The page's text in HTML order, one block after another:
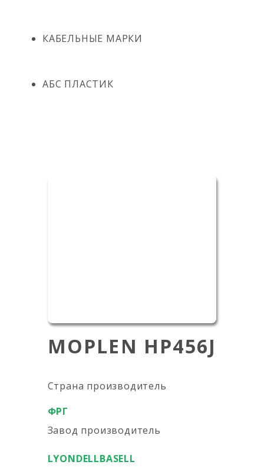
КАБЕЛЬНЫЕ МАРКИ
АБС ПЛАСТИК
MOPLEN HP456J
Страна производитель
ФРГ
Завод производитель
LYONDELLBASELL